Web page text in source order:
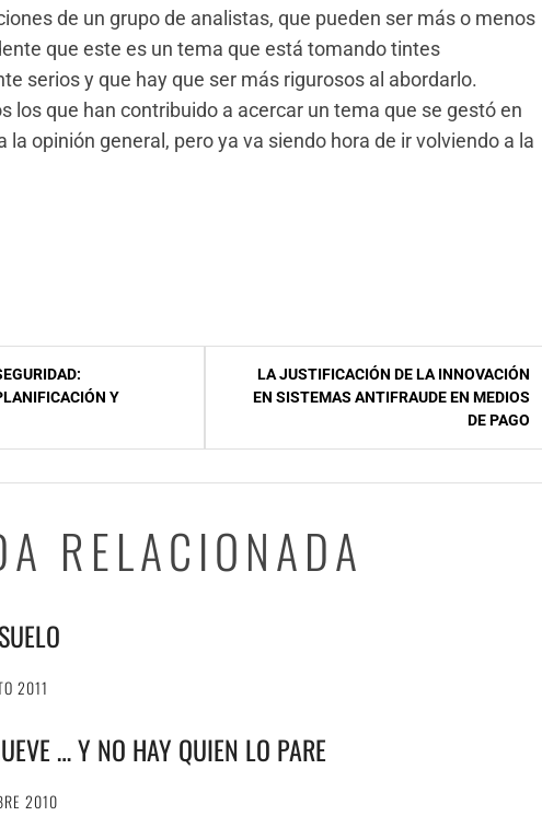
de un grupo de analistas, que pueden ser más o menos
que este es un tema que está tomando tintes
serios y que hay que ser más rigurosos al abordarlo.
los que han contribuido a acercar un tema que se gestó en
la opinión general, pero ya va siendo hora de ir volviendo a la
Y
LA JUSTIFICACIÓN DE LA INNOVACIÓN
EN SISTEMAS ANTIFRAUDE EN MEDIOS
DE PAGO
RELACIONADA
2011
… Y NO HAY QUIEN LO PARE
2010